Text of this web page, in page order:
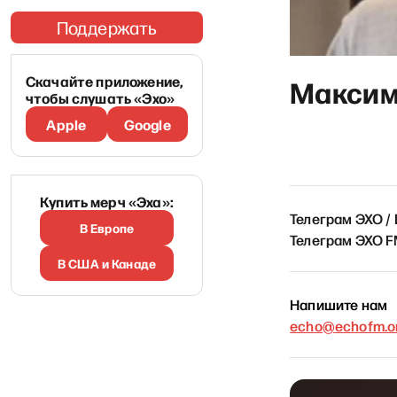
Поддержать
Скачайте приложение,
чтобы слушать «Эхо»
Apple
Google
Купить мерч «Эха»:
В Европе
В США и Канаде
Телеграм ЭХО /
Телеграм ЭХО
Напишите нам